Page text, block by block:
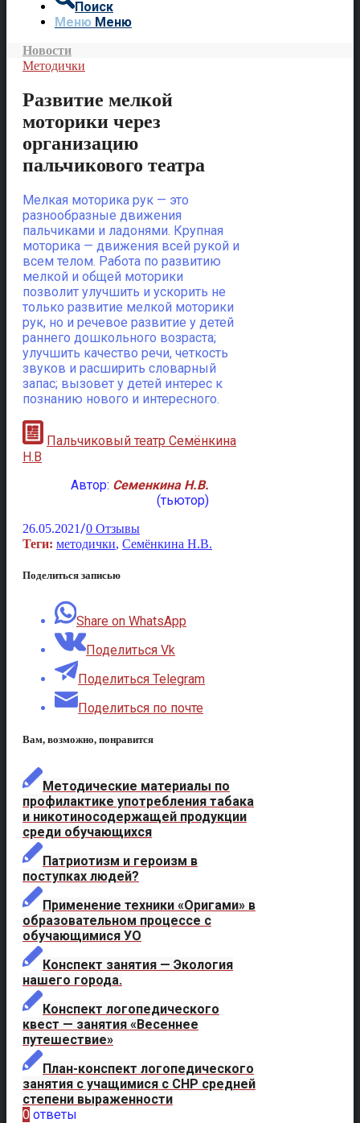
Поиск
Меню Меню
Новости
Методички
Развитие мелкой
моторики через
организацию
пальчикового театра
Мелкая моторика рук — это
разнообразные движения
пальчиками и ладонями. Крупная
моторика — движения всей рукой и
всем телом. Работа по развитию
мелкой и общей моторики
позволит улучшить и ускорить не
только развитие мелкой моторики
рук, но и речевое развитие у детей
раннего дошкольного возраста;
улучшить качество речи, четкость
звуков и расширить словарный
запас; вызовет у детей интерес к
познанию нового и интересного.
Пальчиковый театр Семёнкина
Н.В
Автор: Семенкина Н.В.
(тьютор)
26.05.2021/0 Отзывы
Теги: методички, Семёнкина Н.В.
Поделиться записью
Share on WhatsApp
Поделиться Vk
Поделиться Telegram
Поделиться по почте
Вам, возможно, понравится
Методические материалы по
профилактике употребления табака
и никотиносодержащей продукции
среди обучающихся
Патриотизм и героизм в
поступках людей?
Применение техники «Оригами» в
образовательном процессе с
обучающимися УО
Конспект занятия — Экология
нашего города.
Конспект логопедического
квест — занятия «Весеннее
путешествие»
План-конспект логопедического
занятия с учащимися с СНР средней
степени выраженности
0 ответы